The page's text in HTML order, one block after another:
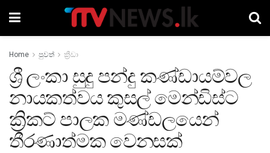
Home පුවත් ක්‍රීඩා
ශ්‍රී ලංකා සුදු පන්දු කණ්ඩායම්වල
නායකත්වය කුසල් මෙන්ඩිස්ට
ක්‍රිකට් පාලක මණ්ඩලයෙන්
තීරණාත්මක වෙනසක්